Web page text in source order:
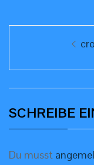
SCHREIBE
Du musst